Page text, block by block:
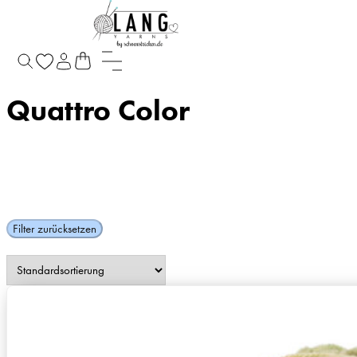
Produkte verschlagwortet mit „Quattro Color“
Quattro Color
Filter zurücksetzen